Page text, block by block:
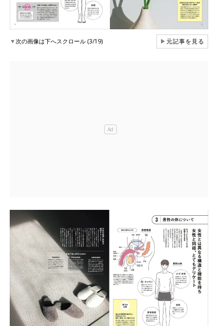
▼次の画像は下へスクロール (3/19) ▶元記事を見る